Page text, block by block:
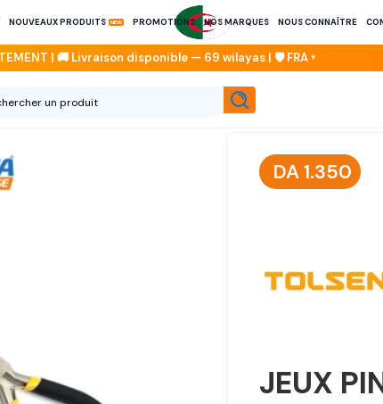
NOUVEAUX PRODUITS PROMOTIONS NOS MARQUES NOUS CONNAÎTRE
DA1.350
JEUX